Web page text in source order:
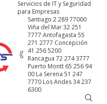
Servicios de IT y Seguridad
para Empresas
Santiago 2 289 77000
Viña del Mar 32 251
7777 Antofagasta 55
271 2777 Concepción
41 256 5200
Rancagua 72 274 3777
Puerto Montt 65 256 94
00 La Serena 51 247
7770 Los Andes 34 237
6300
Buscar: